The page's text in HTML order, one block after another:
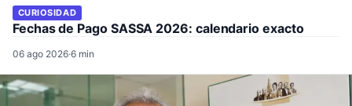
CURIOSIDAD
Fechas de Pago SASSA 2026: calendario exacto
06 ago 2026·6 min